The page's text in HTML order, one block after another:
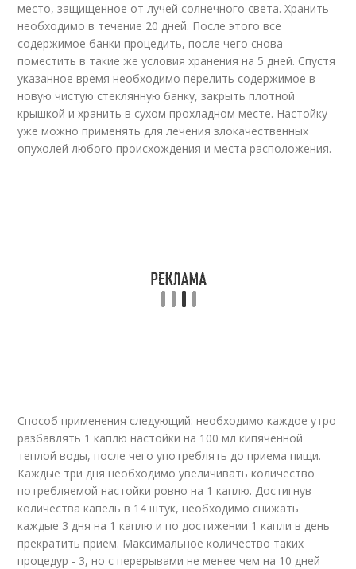
место, защищенное от лучей солнечного света. Хранить
необходимо в течение 20 дней. После этого все
содержимое банки процедить, после чего снова
поместить в такие же условия хранения на 5 дней. Спустя
указанное время необходимо перелить содержимое в
новую чистую стеклянную банку, закрыть плотной
крышкой и хранить в сухом прохладном месте. Настойку
уже можно применять для лечения злокачественных
опухолей любого происхождения и места расположения.
Способ применения следующий: необходимо каждое утро
разбавлять 1 каплю настойки на 100 мл кипяченной
теплой воды, после чего употреблять до приема пищи.
Каждые три дня необходимо увеличивать количество
потребляемой настойки ровно на 1 каплю. Достигнув
количества капель в 14 штук, необходимо снижать
каждые 3 дня на 1 каплю и по достижении 1 капли в день
прекратить прием. Максимальное количество таких
процедур - 3, но с перерывами не менее чем на 10 дней